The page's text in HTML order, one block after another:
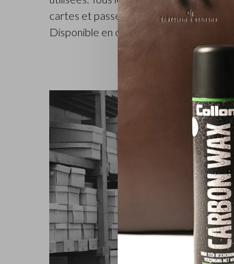
cartes et passeport contre la lecture.
Disponible en couleur cognac.